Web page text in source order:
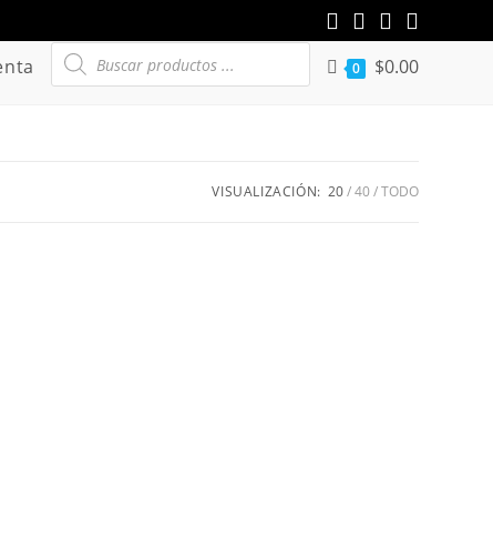
Búsqueda
de
productos
0 $0.00
VISUALIZACIÓN: 20 40 TODO